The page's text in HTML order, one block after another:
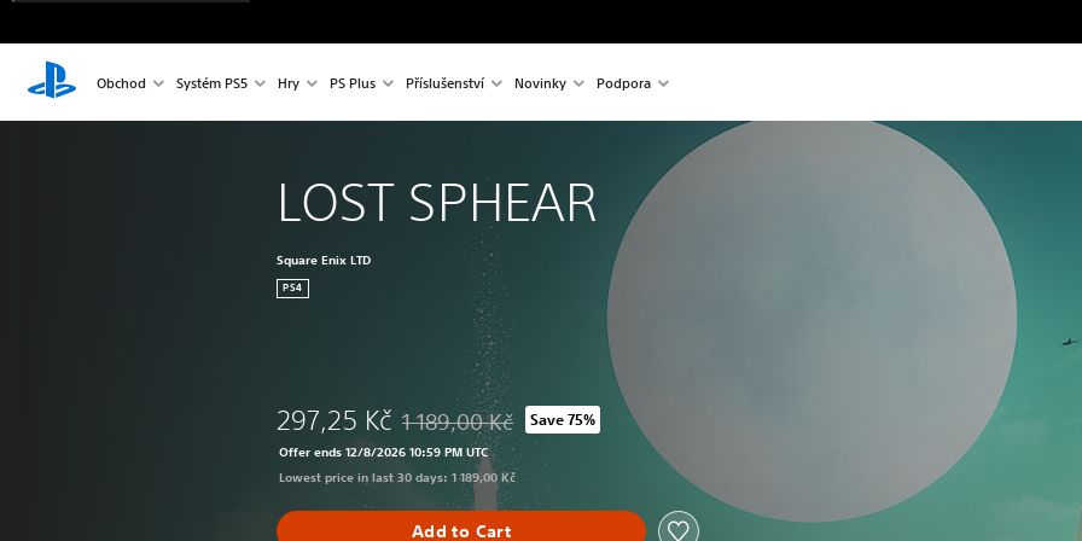
Obchod Systém PS5 Hry PS Plus Příslušenství Novinky Podpora
LOST SPHEAR
Square Enix LTD
PS4
297,25 Kč Discounted from original price of 1 189,00 Kč
1 189,00 Kč Save 75%
Offer ends 12/8/2026 10:59 PM UTC
Lowest price in last 30 days: 1 189,00 Kč
Add to Cart